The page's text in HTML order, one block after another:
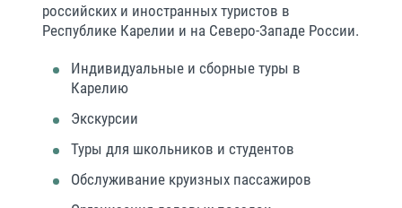
российских и иностранных туристов в
Республике Карелии и на Северо-Западе России.
Индивидуальные и сборные туры в
Карелию
Экскурсии
Туры для школьников и студентов
Обслуживание круизных пассажиров